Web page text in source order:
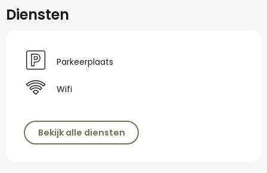
Diensten
Parkeerplaats
Wifi
Bekijk alle diensten